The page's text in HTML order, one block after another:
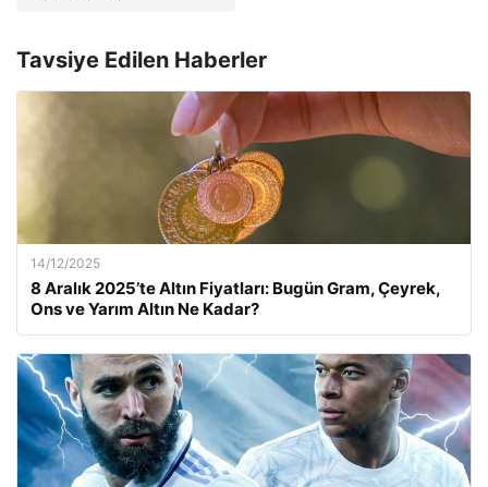
Tavsiye Edilen Haberler
14/12/2025
8 Aralık 2025’te Altın Fiyatları: Bugün Gram, Çeyrek,
Ons ve Yarım Altın Ne Kadar?